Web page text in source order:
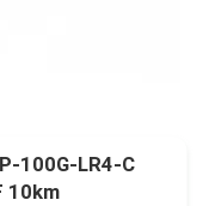
100G-LR4-C
10km